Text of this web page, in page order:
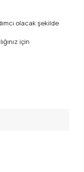
olacak şekilde
için